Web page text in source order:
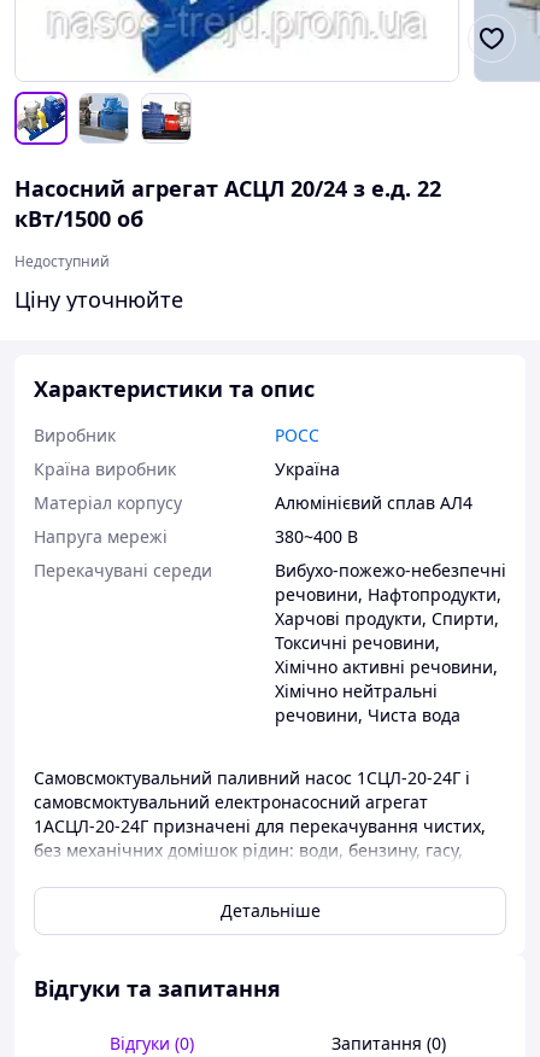
Насосний агрегат АСЦЛ 20/24 з е.д. 22
кВт/1500 об
Недоступний
Ціну уточнюйте
Характеристики та опис
Виробник
РОСС
Країна виробник
Україна
Матеріал корпусу
Алюмінієвий сплав АЛ4
Напруга мережі
380~400 В
Перекачувані середи
Вибухо-пожежо-небезпечні
речовини, Нафтопродукти,
Харчові продукти, Спирти,
Токсичні речовини,
Хімічно активні речовини,
Хімічно нейтральні
речовини, Чиста вода
Самовсмоктувальний паливний насос 1СЦЛ-20-24Г і
самовсмоктувальний електронасосний агрегат
1АСЦЛ-20-24Г призначені для перекачування чистих,
без механічних домішок рідин: води, бензину, гасу,
в'язкістю не більш ніж 2·10-5 м2/с і температурою від
роботи в районах із помірним кліматом.
Детальніше
Відгуки та запитання
Відгуки (0) Запитання (0)